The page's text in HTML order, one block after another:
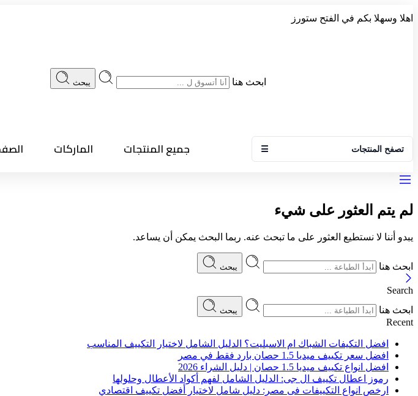
اهلا وسهلا بكم في الفتح ستورز
ابحث هنا يبحث
تصفح المنتجات ☰ جميع المنتجات الماركات
لم يتم العثور على شيء
يبدو أننا لا نستطيع العثور على ما تبحث عنه. ربما البحث يمكن أن يساعد.
ابحث هنا يبحث
Search
ابحث هنا
يبحث
Recent
افضل التكيفات الشباك ام الاسبليت؟ الدليل الشامل لاختيار التكييف المناسب
افضل سعر تكييف ميديا 1.5 حصان بارد فقط في مصر
افضل انواع تكييف ميديا 1.5 حصان | دليل الشراء 2026
رموز اعطال تكييف ال جى: الدليل الشامل لفهم أكواد الأعطال وحلولها
ارخص انواع التكييفات فى مصر: دليل شامل لاختيار أفضل تكييف اقتصادي